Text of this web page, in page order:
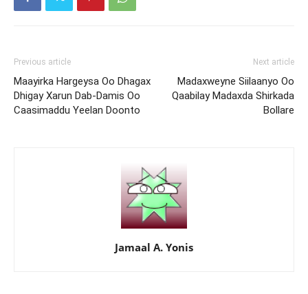
Previous article
Maayirka Hargeysa Oo Dhagax
Dhigay Xarun Dab-Damis Oo
Caasimaddu Yeelan Doonto
Next article
Madaxweyne Siilaanyo Oo
Qaabilay Madaxda Shirkada
Bollare
Jamaal A. Yonis